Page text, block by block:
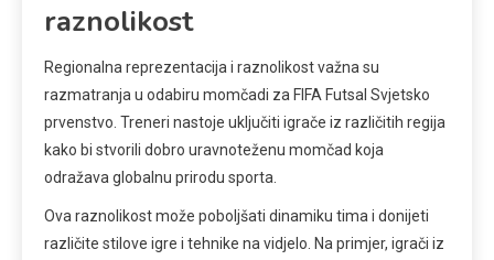
raznolikost
Regionalna reprezentacija i raznolikost važna su
razmatranja u odabiru momčadi za FIFA Futsal Svjetsko
prvenstvo. Treneri nastoje uključiti igrače iz različitih regija
kako bi stvorili dobro uravnoteženu momčad koja
odražava globalnu prirodu sporta.
Ova raznolikost može poboljšati dinamiku tima i donijeti
različite stilove igre i tehnike na vidjelo. Na primjer, igrači iz